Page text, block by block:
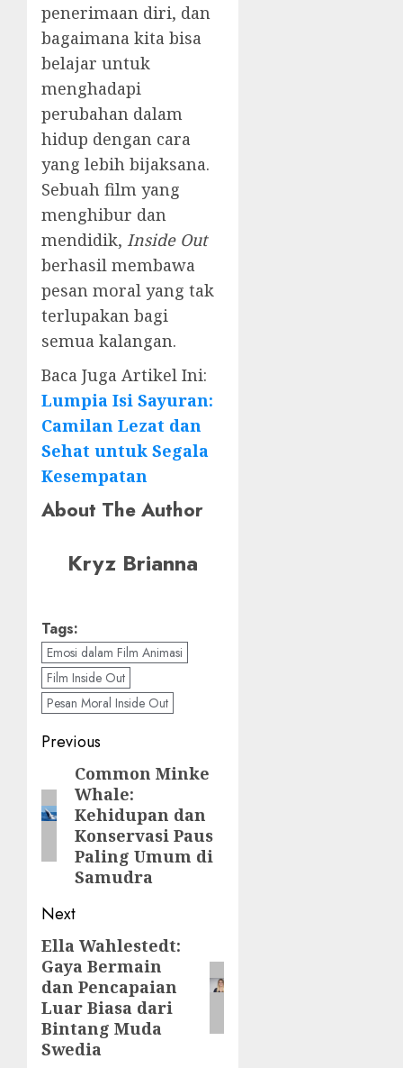
penerimaan diri, dan
bagaimana kita bisa
belajar untuk
menghadapi
perubahan dalam
hidup dengan cara
yang lebih bijaksana.
Sebuah film yang
menghibur dan
mendidik, Inside Out
berhasil membawa
pesan moral yang tak
terlupakan bagi
semua kalangan.
Baca Juga Artikel Ini:
Lumpia Isi Sayuran:
Camilan Lezat dan
Sehat untuk Segala
Kesempatan
About The Author
Kryz Brianna
Tags:
Emosi dalam Film Animasi
Film Inside Out
Pesan Moral Inside Out
Post
navigation
Previous
Previous
post:
Common Minke
Whale:
Kehidupan dan
Konservasi Paus
Paling Umum di
Samudra
Next
Next
post:
Ella Wahlestedt:
Gaya Bermain
dan Pencapaian
Luar Biasa dari
Bintang Muda
Swedia